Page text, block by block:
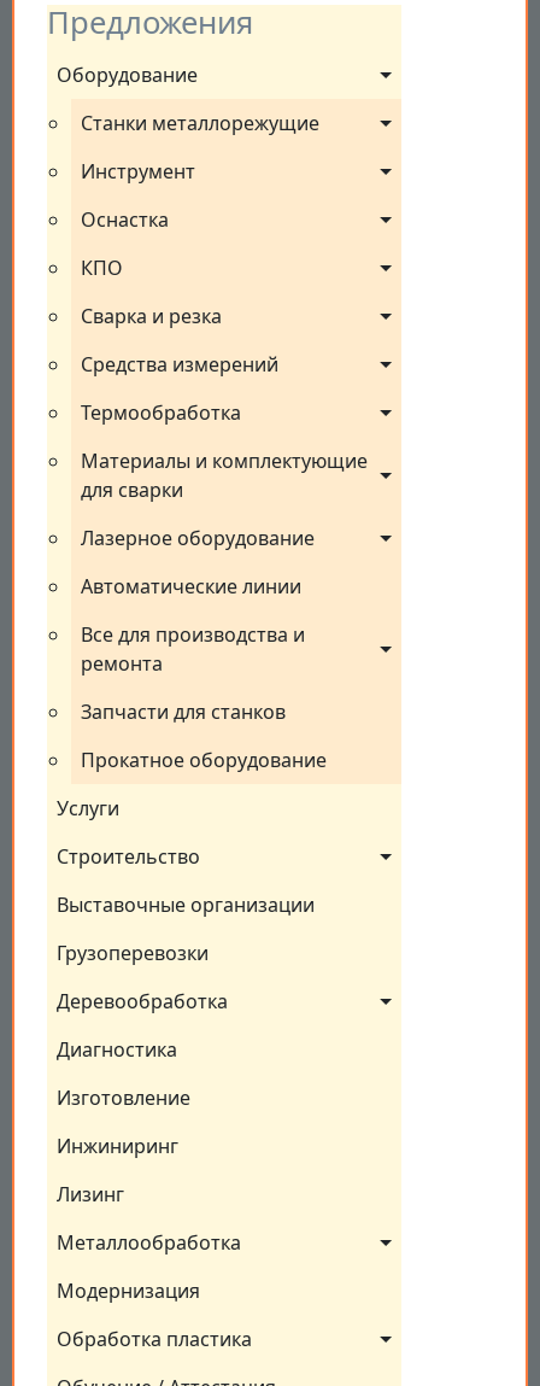
Предложения
Оборудование
Станки металлорежущие
Инструмент
Оснастка
КПО
Сварка и резка
Средства измерений
Термообработка
Материалы и комплектующие
для сварки
Лазерное оборудование
Автоматические линии
Все для производства и
ремонта
Запчасти для станков
Прокатное оборудование
Услуги
Строительство
Выставочные организации
Грузоперевозки
Деревообработка
Диагностика
Изготовление
Инжиниринг
Лизинг
Металлообработка
Модернизация
Обработка пластика